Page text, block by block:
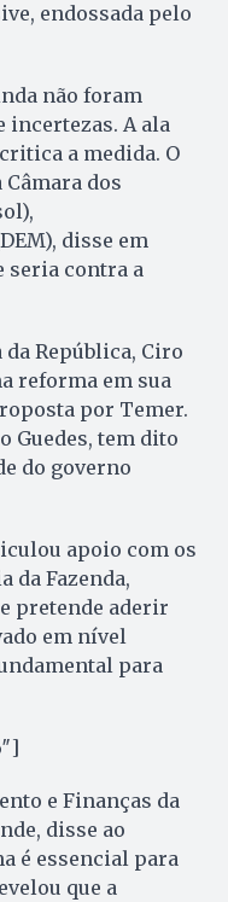
endossada pelo
não foram
incertezas. A ala
a medida. O
dos
disse em
seria contra a
República, Ciro
reforma em sua
por Temer.
Guedes, tem dito
do governo
apoio com os
da Fazenda,
pretende aderir
em nível
para
e Finanças da
disse ao
é essencial para
que a